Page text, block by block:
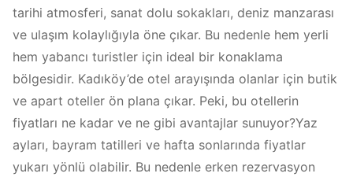
tarihi atmosferi, sanat dolu sokakları, deniz manzarası
ve ulaşım kolaylığıyla öne çıkar. Bu nedenle hem yerli
hem yabancı turistler için ideal bir konaklama
bölgesidir. Kadıköy’de otel arayışında olanlar için butik
ve apart oteller ön plana çıkar. Peki, bu otellerin
fiyatları ne kadar ve ne gibi avantajlar sunuyor?Yaz
ayları, bayram tatilleri ve hafta sonlarında fiyatlar
yukarı yönlü olabilir. Bu nedenle erken rezervasyon